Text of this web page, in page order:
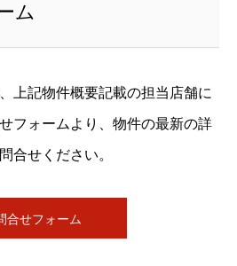
ム
上記物件概要記載の担当店舗に
フォームより、物件の最新の詳
合せください。
合せフォーム